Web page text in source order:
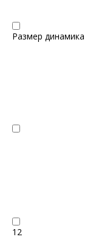
Размер динамика
12